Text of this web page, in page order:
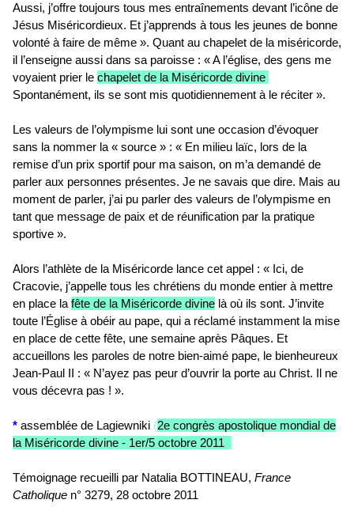
Aussi, j’offre toujours tous mes entraînements devant l’icône de
Jésus Miséricordieux. Et j’apprends à tous les jeunes de bonne
volonté à faire de même ». Quant au chapelet de la miséricorde,
il l’enseigne aussi dans sa paroisse : « A l’église, des gens me
voyaient prier le chapelet de la Miséricorde divine
Spontanément, ils se sont mis quotidiennement à le réciter ».
Les valeurs de l’olympisme lui sont une occasion d’évoquer
sans la nommer la « source » : « En milieu laïc, lors de la
remise d’un prix sportif pour ma saison, on m’a demandé de
parler aux personnes présentes. Je ne savais que dire. Mais au
moment de parler, j’ai pu parler des valeurs de l’olympisme en
tant que message de paix et de réunification par la pratique
sportive ».
Alors l’athlète de la Miséricorde lance cet appel : « Ici, de
Cracovie, j’appelle tous les chrétiens du monde entier à mettre
en place la fête de la Miséricorde divine là où ils sont. J’invite
toute l’Église à obéir au pape, qui a réclamé instamment la mise
en place de cette fête, une semaine après Pâques. Et
accueillons les paroles de notre bien-aimé pape, le bienheureux
Jean-Paul II : « N’ayez pas peur d’ouvrir la porte au Christ. Il ne
vous décevra pas ! ».
* assemblée de Lagiewniki (2e congrès apostolique mondial de
la Miséricorde divine - 1er/5 octobre 2011
Témoignage recueilli par Natalia BOTTINEAU, France
Catholique n° 3279, 28 octobre 2011